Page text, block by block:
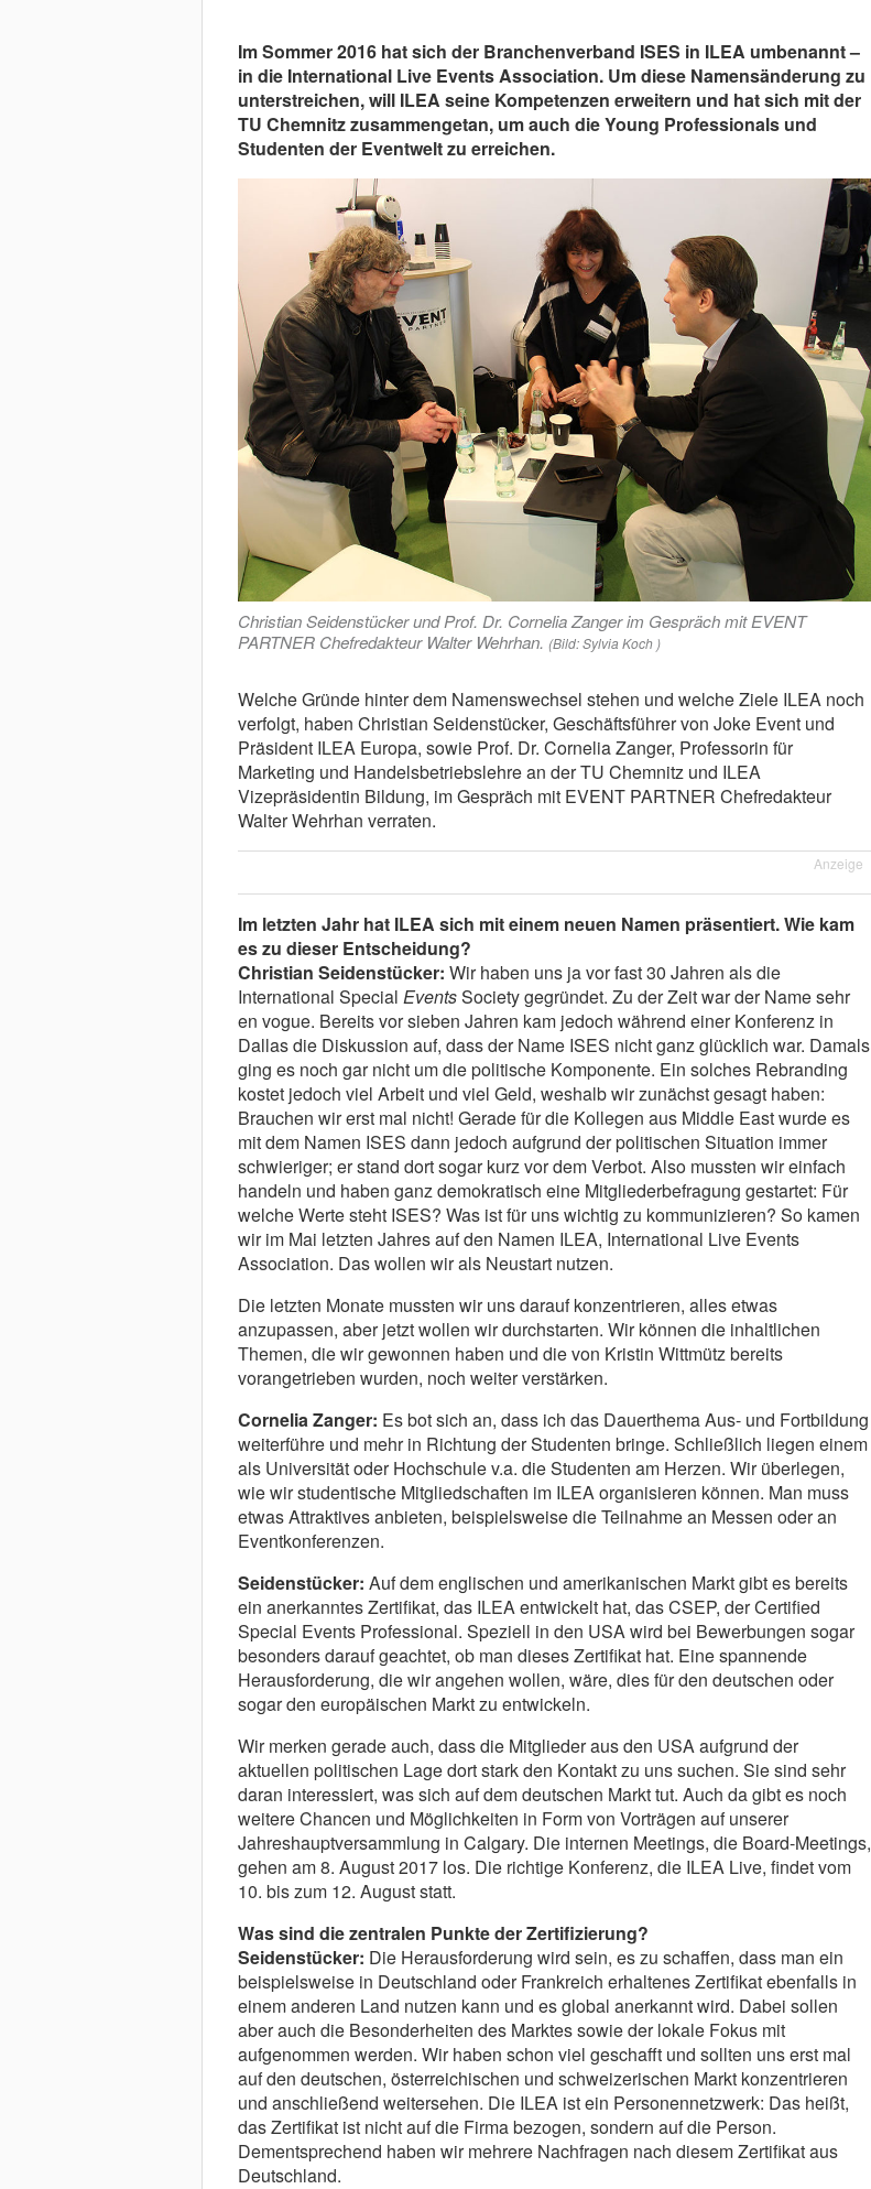
Im Sommer 2016 hat sich der Branchenverband ISES in ILEA umbenannt –
in die International Live Events Association. Um diese Namensänderung zu
unterstreichen, will ILEA seine Kompetenzen erweitern und hat sich mit der
TU Chemnitz zusammengetan, um auch die Young Professionals und
Studenten der Eventwelt zu erreichen.
Christian Seidenstücker und Prof. Dr. Cornelia Zanger im Gespräch mit EVENT
PARTNER Chefredakteur Walter Wehrhan. (Bild: Sylvia Koch )
Welche Gründe hinter dem Namenswechsel stehen und welche Ziele ILEA noch
verfolgt, haben Christian Seidenstücker, Geschäftsführer von Joke Event und
Präsident ILEA Europa, sowie Prof. Dr. Cornelia Zanger, Professorin für
Marketing und Handelsbetriebslehre an der TU Chemnitz und ILEA
Vizepräsidentin Bildung, im Gespräch mit EVENT PARTNER Chefredakteur
Walter Wehrhan verraten.
Anzeige
Im letzten Jahr hat ILEA sich mit einem neuen Namen präsentiert. Wie kam
es zu dieser Entscheidung?
Christian Seidenstücker: Wir haben uns ja vor fast 30 Jahren als die
International Special EventsSociety gegründet. Zu der Zeit war der Name sehr
en vogue. Bereits vor sieben Jahren kam jedoch während einer Konferenz in
Dallas die Diskussion auf, dass der Name ISES nicht ganz glücklich war. Damals
ging es noch gar nicht um die politische Komponente. Ein solches Rebranding
kostet jedoch viel Arbeit und viel Geld, weshalb wir zunächst gesagt haben:
Brauchen wir erst mal nicht! Gerade für die Kollegen aus Middle East wurde es
mit dem Namen ISES dann jedoch aufgrund der politischen Situation immer
schwieriger; er stand dort sogar kurz vor dem Verbot. Also mussten wir einfach
handeln und haben ganz demokratisch eine Mitgliederbefragung gestartet: Für
welche Werte steht ISES? Was ist für uns wichtig zu kommunizieren? So kamen
wir im Mai letzten Jahres auf den Namen ILEA, International Live Events
Association. Das wollen wir als Neustart nutzen.
Die letzten Monate mussten wir uns darauf konzentrieren, alles etwas
anzupassen, aber jetzt wollen wir durchstarten. Wir können die inhaltlichen
Themen, die wir gewonnen haben und die von Kristin Wittmütz bereits
vorangetrieben wurden, noch weiter verstärken.
Cornelia Zanger: Es bot sich an, dass ich das Dauerthema Aus- und Fortbildung
weiterführe und mehr in Richtung der Studenten bringe. Schließlich liegen einem
als Universität oder Hochschule v.a. die Studenten am Herzen. Wir überlegen,
wie wir studentische Mitgliedschaften im ILEA organisieren können. Man muss
etwas Attraktives anbieten, beispielsweise die Teilnahme an Messen oder an
Eventkonferenzen.
Seidenstücker: Auf dem englischen und amerikanischen Markt gibt es bereits
ein anerkanntes Zertifikat, das ILEA entwickelt hat, das CSEP, der Certified
Special Events Professional. Speziell in den USA wird bei Bewerbungen sogar
besonders darauf geachtet, ob man dieses Zertifikat hat. Eine spannende
Herausforderung, die wir angehen wollen, wäre, dies für den deutschen oder
sogar den europäischen Markt zu entwickeln.
Wir merken gerade auch, dass die Mitglieder aus den USA aufgrund der
aktuellen politischen Lage dort stark den Kontakt zu uns suchen. Sie sind sehr
daran interessiert, was sich auf dem deutschen Markt tut. Auch da gibt es noch
weitere Chancen und Möglichkeiten in Form von Vorträgen auf unserer
Jahreshauptversammlung in Calgary. Die internen Meetings, die Board-Meetings,
gehen am 8. August 2017 los. Die richtige Konferenz, die ILEA Live, findet vom
10. bis zum 12. August statt.
Was sind die zentralen Punkte der Zertifizierung?
Seidenstücker: Die Herausforderung wird sein, es zu schaffen, dass man ein
beispielsweise in Deutschland oder Frankreich erhaltenes Zertifikat ebenfalls in
einem anderen Land nutzen kann und es global anerkannt wird. Dabei sollen
aber auch die Besonderheiten des Marktes sowie der lokale Fokus mit
aufgenommen werden. Wir haben schon viel geschafft und sollten uns erst mal
auf den deutschen, österreichischen und schweizerischen Markt konzentrieren
und anschließend weitersehen. Die ILEA ist ein Personennetzwerk: Das heißt,
das Zertifikat ist nicht auf die Firma bezogen, sondern auf die Person.
Dementsprechend haben wir mehrere Nachfragen nach diesem Zertifikat aus
Deutschland.